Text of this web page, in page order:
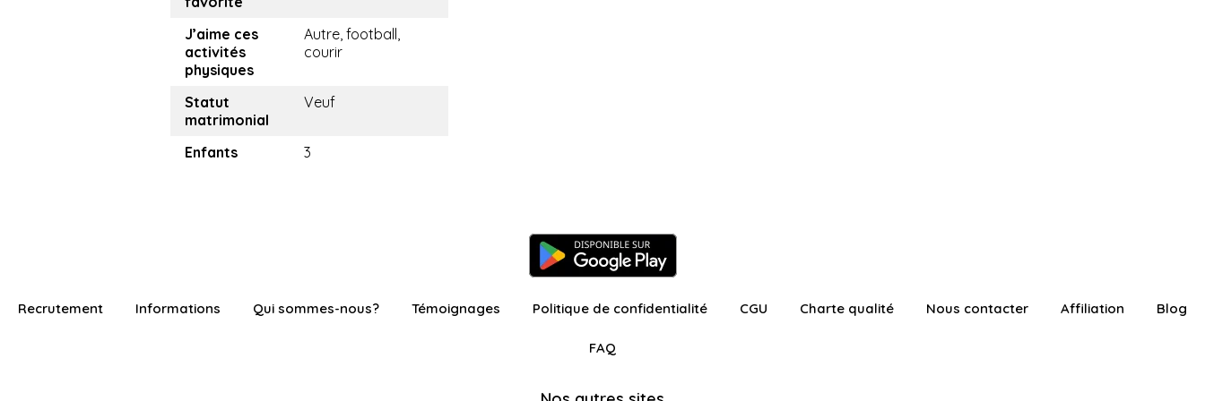
J’aime ces
activités
physiques
Autre, football,
courir
Statut
matrimonial
Veuf
Enfants 3
Recrutement Informations Qui sommes-nous? Témoignages Politique de confidentialité CGU Charte qualité Nous contacter Affiliation Blog
FAQ